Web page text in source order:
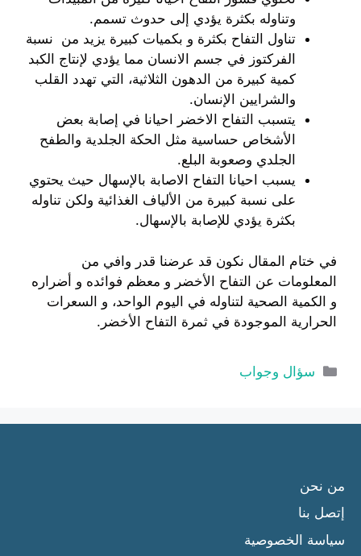
وتناوله بكثرة يؤدي إلى حدوث تسمم.
تناول التفاح بكثرة و بكميات كبيرة يزيد من نسبة
الفركتوز في جسم الانسان مما يؤدي لإنتاج الكبد
كمية كبيرة من الدهون الثلاثية، التي تهدد القلب
والشرايين الإنسان.
يتسبب التفاح الاخضر احيانا في إصابة بعض
الأشخاص حساسية مثل الحكة الجلدية والطفح
الجلدي وصعوبة البلع.
يسبب احيانا التفاح الاصابة بالإسهال حيث يحتوي
على نسبة كبيرة من الألياف الغذائية ولكن تناوله
بكثرة يؤدي للإصابة بالإسهال.
في ختام المقال نكون قد عرضنا قدر وافي من
المعلومات عن التفاح الأخضر و معظم فوائده و أضراره
و الكمية الصحية لتناوله في اليوم الواحد، و السعرات
الحرارية الموجودة في ثمرة التفاح الأخضر.
التصنيفات
سؤال وجواب
من نحن
إتصل بنا
سياسة الخصوصية